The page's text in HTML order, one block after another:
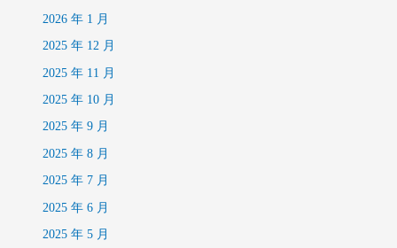
2026 年 1 月
2025 年 12 月
2025 年 11 月
2025 年 10 月
2025 年 9 月
2025 年 8 月
2025 年 7 月
2025 年 6 月
2025 年 5 月